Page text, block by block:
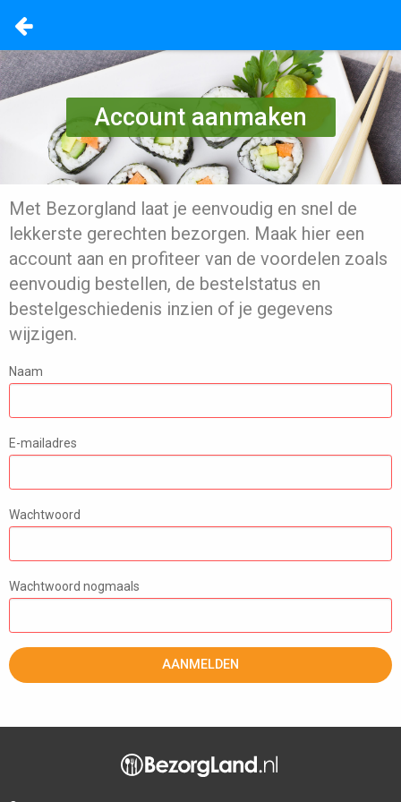
Account aanmaken
Met Bezorgland laat je eenvoudig en snel de
lekkerste gerechten bezorgen. Maak hier een
account aan en profiteer van de voordelen zoals
eenvoudig bestellen, de bestelstatus en
bestelgeschiedenis inzien of je gegevens
wijzigen.
Naam
E-mailadres
Wachtwoord
Wachtwoord nogmaals
AANMELDEN